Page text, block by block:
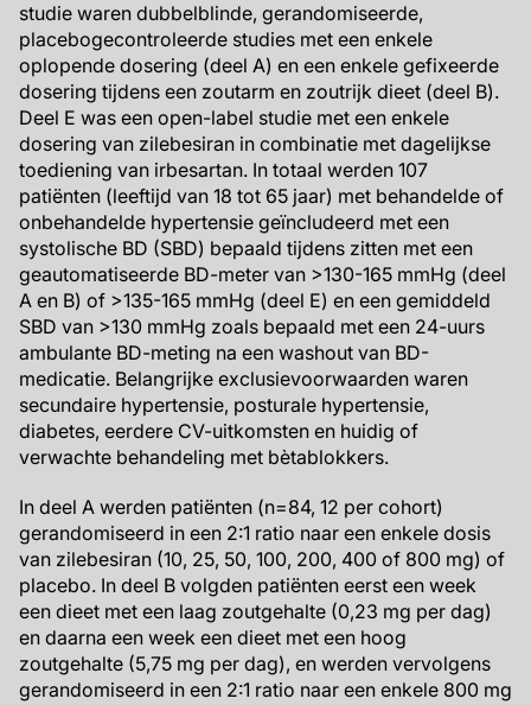
studie waren dubbelblinde, gerandomiseerde,
placebogecontroleerde studies met een enkele
oplopende dosering (deel A) en een enkele gefixeerde
dosering tijdens een zoutarm en zoutrijk dieet (deel B).
Deel E was een open-label studie met een enkele
dosering van zilebesiran in combinatie met dagelijkse
toediening van irbesartan. In totaal werden 107
patiënten (leeftijd van 18 tot 65 jaar) met behandelde of
onbehandelde hypertensie geïncludeerd met een
systolische BD (SBD) bepaald tijdens zitten met een
geautomatiseerde BD-meter van >130-165 mmHg (deel
A en B) of >135-165 mmHg (deel E) en een gemiddeld
SBD van >130 mmHg zoals bepaald met een 24-uurs
ambulante BD-meting na een washout van BD-
medicatie. Belangrijke exclusievoorwaarden waren
secundaire hypertensie, posturale hypertensie,
diabetes, eerdere CV-uitkomsten en huidig of
verwachte behandeling met bètablokkers.
In deel A werden patiënten (n=84, 12 per cohort)
gerandomiseerd in een 2:1 ratio naar een enkele dosis
van zilebesiran (10, 25, 50, 100, 200, 400 of 800 mg) of
placebo. In deel B volgden patiënten eerst een week
een dieet met een laag zoutgehalte (0,23 mg per dag)
en daarna een week een dieet met een hoog
zoutgehalte (5,75 mg per dag), en werden vervolgens
gerandomiseerd in een 2:1 ratio naar een enkele 800 mg